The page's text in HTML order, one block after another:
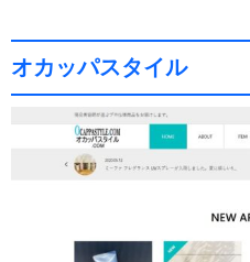
オカッパスタイル